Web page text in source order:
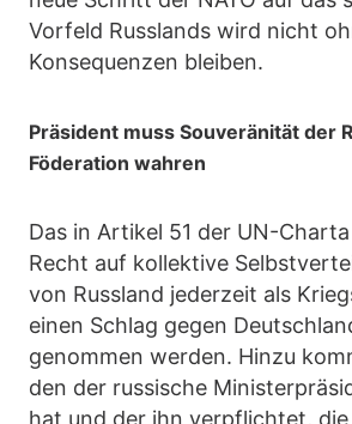
Vorfeld Russlands wird nicht
Konsequenzen bleiben.
Präsident muss Souveränität der
Föderation wahren
Das in Artikel 51 der UN-
Recht auf kollektive
von Russland jederzeit als
einen Schlag gegen
genommen werden. Hinzu
den der russische